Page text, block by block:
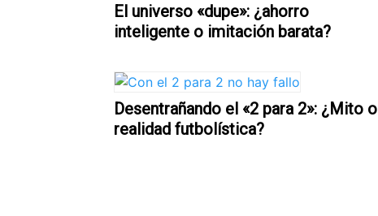
El universo «dupe»: ¿ahorro
inteligente o imitación barata?
Desentrañando el «2 para 2»: ¿Mito o
realidad futbolística?